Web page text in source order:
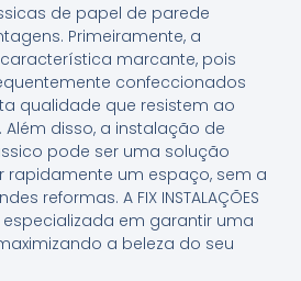
de papel de parede
Primeiramente, a
marcante, pois
confeccionados
qualidade que resistem ao
disso, a instalação de
pode ser uma solução
rapidamente um espaço, sem a
reformas. A FIX INSTALAÇÕES
é especializada em garantir uma
a beleza do seu